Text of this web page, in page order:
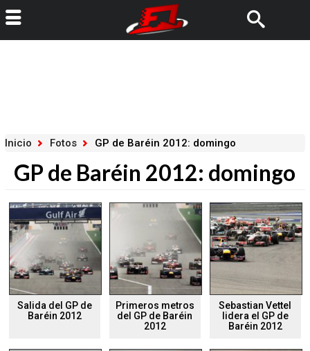
Inicio Fotos GP de Baréin 2012: domingo
GP de Baréin 2012: domingo
Salida del GP de
Baréin 2012
Primeros metros
del GP de Baréin
2012
Sebastian Vettel
lidera el GP de
Baréin 2012